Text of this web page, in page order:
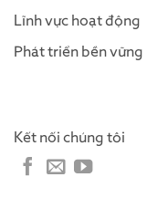
Lĩnh vực hoạt động
Phát triển bền vững
Kết nối chúng tôi